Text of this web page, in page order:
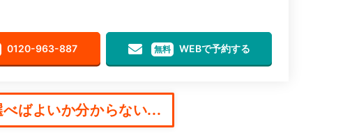
0120-963-887 無料 WEBで予約する
べばよいか分からない...